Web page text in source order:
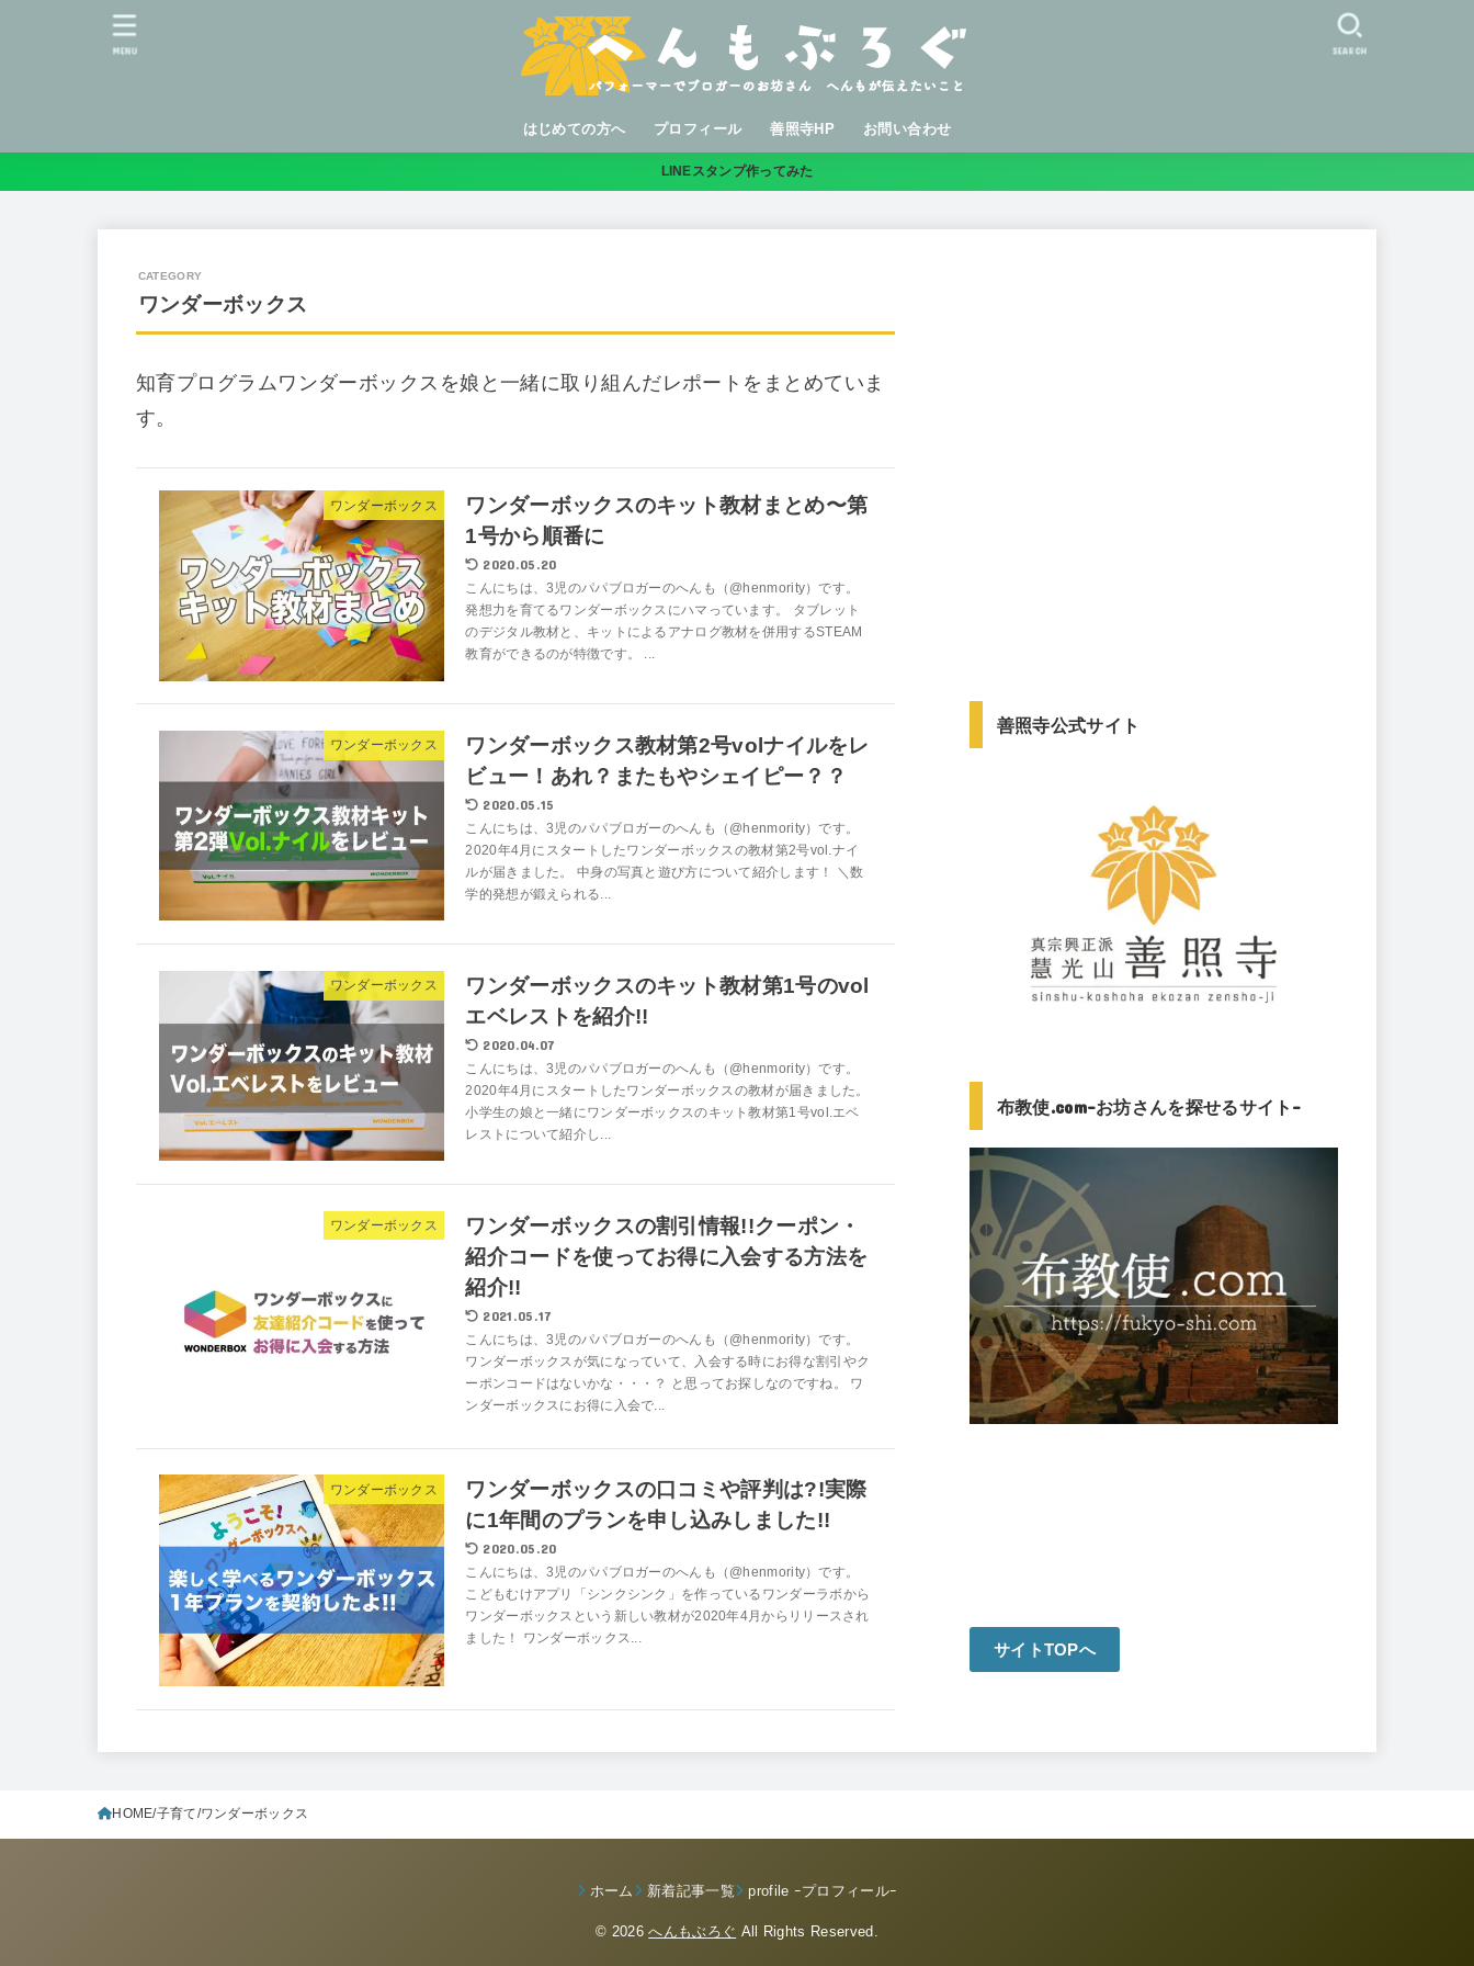
はじめての方へ プロフィール 善照寺HP お問い合わせ
SEARCH
MENU
LINEスタンプ作ってみた
ワンダーボックス
知育プログラムワンダーボックスを娘と一緒に取り組んだレポートをまとめていま
す。
ワンダーボックス
ワンダーボックスのキット教材まとめ〜第
1号から順番に
2020.05.20
こんにちは、3児のパパブロガーのへんも（@henmority）です。
発想力を育てるワンダーボックスにハマっています。 タブレット
のデジタル教材と、キットによるアナログ教材を併用するSTEAM
教育ができるのが特徴です。 ...
ワンダーボックス
ワンダーボックス教材第2号volナイルをレ
ビュー！あれ？またもやシェイピー？？
2020.05.15
こんにちは、3児のパパブロガーのへんも（@henmority）です。
2020年4月にスタートしたワンダーボックスの教材第2号vol.ナイ
ルが届きました。 中身の写真と遊び方について紹介します！ ＼数
学的発想が鍛えられる...
ワンダーボックス
ワンダーボックスのキット教材第1号のvol
エベレストを紹介!!
2020.04.07
こんにちは、3児のパパブロガーのへんも（@henmority）です。
2020年4月にスタートしたワンダーボックスの教材が届きました。
小学生の娘と一緒にワンダーボックスのキット教材第1号vol.エベ
レストについて紹介し...
ワンダーボックス
ワンダーボックスの割引情報!!クーポン・
紹介コードを使ってお得に入会する方法を
紹介!!
2021.05.17
こんにちは、3児のパパブロガーのへんも（@henmority）です。
ワンダーボックスが気になっていて、入会する時にお得な割引やク
ーポンコードはないかな・・・？ と思ってお探しなのですね。 ワ
ンダーボックスにお得に入会で...
ワンダーボックス
ワンダーボックスの口コミや評判は?!実際
に1年間のプランを申し込みしました!!
2020.05.20
こんにちは、3児のパパブロガーのへんも（@henmority）です。
こどもむけアプリ「シンクシンク」を作っているワンダーラボから
ワンダーボックスという新しい教材が2020年4月からリリースされ
ました！ ワンダーボックス...
善照寺公式サイト
布教使.com-お坊さんを探せるサイト-
サイトTOPへ
HOME 子育て ワンダーボックス
ホーム 新着記事一覧 profile ｰプロフィールｰ
© 2026へんもぶろぐ All Rights Reserved.